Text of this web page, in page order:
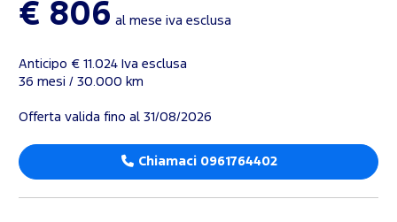
€ 806 al mese iva esclusa
Anticipo € 11.024 Iva esclusa
36 mesi / 30.000 km
Offerta valida fino al 31/08/2026
Chiamaci 0961764402